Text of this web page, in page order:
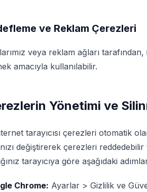
ve Reklam Çerezleri
veya reklam ağları
amacıyla kullanılabilir.
Yönetimi ve
tarayıcısı çerezleri otomatik
değiştirerek çerezleri
tarayıcıya göre aşağıdaki
Chrome: Ayarlar > Gizlilik ve